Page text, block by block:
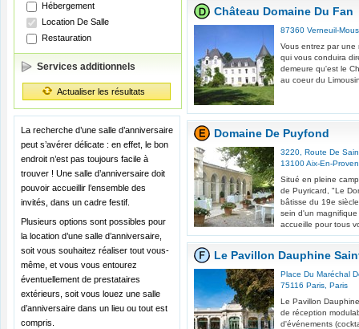
Hébergement
Location De Salle
Restauration
Services additionnels
Actualiser les résultats
La recherche d’une salle d’anniversaire
peut s’avérer délicate : en effet, le bon
endroit n’est pas toujours facile à
trouver ! Une salle d’anniversaire doit
pouvoir accueillir l’ensemble des
invités, dans un cadre festif.
Plusieurs options sont possibles pour
la location d’une salle d’anniversaire,
soit vous souhaitez réaliser tout vous-
même, et vous vous entourez
éventuellement de prestataires
extérieurs, soit vous louez une salle
d’anniversaire dans un lieu ou tout est
compris.
Château Domaine Du Fan
87360 Verneuil-
Vous entrez par une
qui vous conduira
demeure qu'est le
au coeur du
Domaine De Puyfond
3220, Route De
13100Aix-En-
Situé en pleine
de Puyricard, "Le
bâtisse du 19e
sein d'un
accueille pour tous
Le Pavillon Dauphine
Place Du Maréchal
75116 Paris Paris
Le Pavillon
de réception
d'événements